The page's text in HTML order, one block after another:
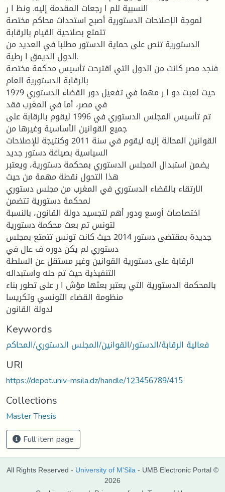
النسبیة للم ا رجعات المقدمة إلیه. ونظ ا ر
لموجة الإصلاحات الدستوریة أصبح استحداث محاكم مختصة
تتمتع بصلاحیة القیام بالرقابة
الدستوریة تنص على حمایة الدستور مطلبا في العدید من
الدول الدیمق ا رطیة.
فنجد مصر كانت من الدول التي اقترحت تأسیس محكمة مختصة
بالرقابة الدستوریة العام
1979 حیث لعبت دو ا ر مهما في تفعیل دور القضاء الدستوري
في مصر، أما في المغرب فقد
تم تأسیس المجلس الدستوري في 1996 لیقوم بالرقابة على
جمیع القوانین الأساسیة وغیرها من
القوانین المحالة إلیه لیقوم في سنة 2011 وكنتیجة للإصلاحات
السیاسیة بصیاغة دستور جدید
یضمن استبدال المجلس الدستوري بمحكمة دستوریة، ویعتبر
هذا التحول نقطة مهمة من حیث
الارتقاء بالقضاء الدستوري في المغرب من مجلس دستوري
لمحكمة دستوریة تتضمن
اختصاصات أوسع ودور أهم لتجسید دولة القانون، بالنسبة
لتونس تم بعث محكمة دستوریة
جدیدة بمقتضى دستور 2014 حیث كانت تونس تتمتع بمجلس
دستوري لم یكن دوره ف عال في
الرقابة على دستوریة القوانین وغیر مستقل عن السلطة
التنفیذیة حیث تم حله واستبداله
بالمحكمة الدستوریة التي یعتبر بعثها مؤش ا ر على تطور بناء
منظومة القضاء التونسي وتكریسا
لدولة القانون
Keywords
فعالية الرقابة/الدستور/القوانين/المجلس الدستوري/المحاكم
URI
https://depot.univ-msila.dz/handle/123456789/415
Collections
Master Thesis
Full item page
All Rights Reserved - University of M'Sila - UMB Electronic Portal ©
2026